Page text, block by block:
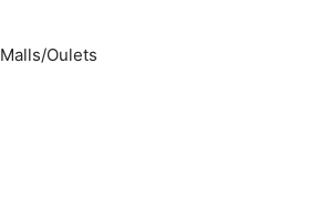
Malls/Oulets